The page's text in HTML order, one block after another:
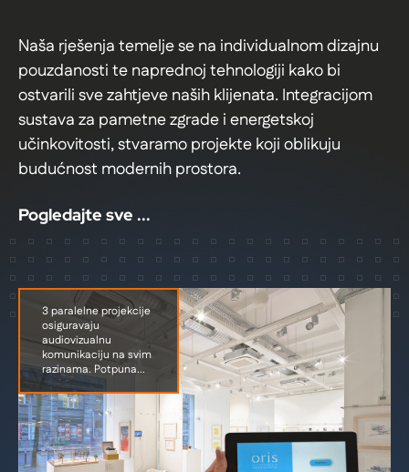
Naša rješenja temelje se na individualnom dizajnu
pouzdanosti te naprednoj tehnologiji kako bi
ostvarili sve zahtjeve naših klijenata. Integracijom
sustava za pametne zgrade i energetskoj
učinkovitosti, stvaramo projekte koji oblikuju
budućnost modernih prostora.
Pogledajte sve ...
3 paralelne projekcije
osiguravaju
audiovizualnu
komunikaciju na svim
razinama. Potpuna...